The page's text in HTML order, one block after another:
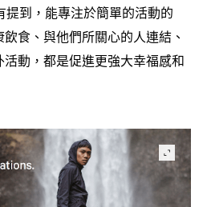
提到 ， 能專注於簡單的活動的
食、與他們所關心的人連結、
活動 ， 都是促進更強大幸福感和